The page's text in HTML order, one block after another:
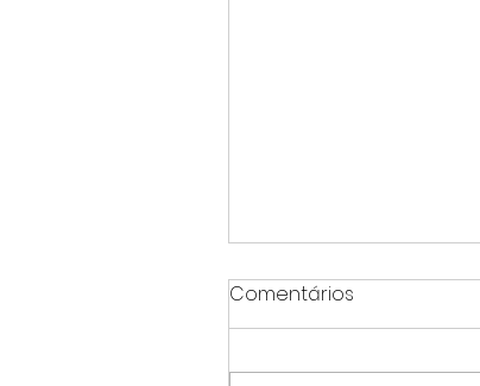
Comentários